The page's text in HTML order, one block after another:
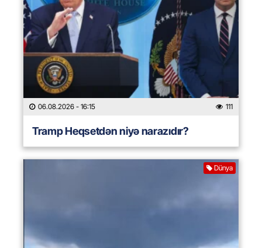
06.08.2026 - 16:15 111
Tramp Heqsetdən niyə narazıdır?
Dünya